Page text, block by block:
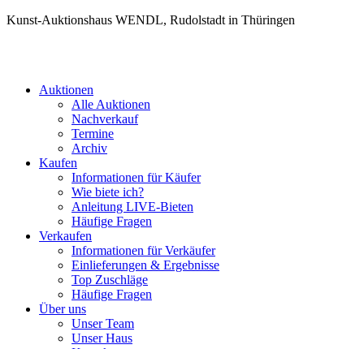
Kunst-Auktionshaus WENDL, Rudolstadt in Thüringen
Auktionen
Alle Auktionen
Nachverkauf
Termine
Archiv
Kaufen
Informationen für Käufer
Wie biete ich?
Anleitung LIVE-Bieten
Häufige Fragen
Verkaufen
Informationen für Verkäufer
Einlieferungen & Ergebnisse
Top Zuschläge
Häufige Fragen
Über uns
Unser Team
Unser Haus